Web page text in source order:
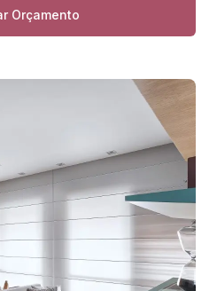
Orçamento